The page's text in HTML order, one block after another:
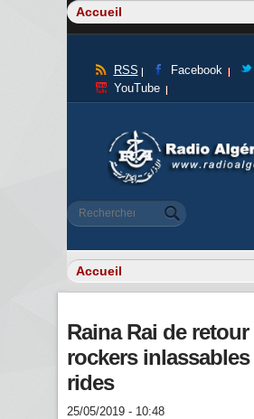
RSS Facebook
YouTube
Formulaire de
Rechercher
Raina Rai de
rockers
rides
25/05/2019 - 10:48